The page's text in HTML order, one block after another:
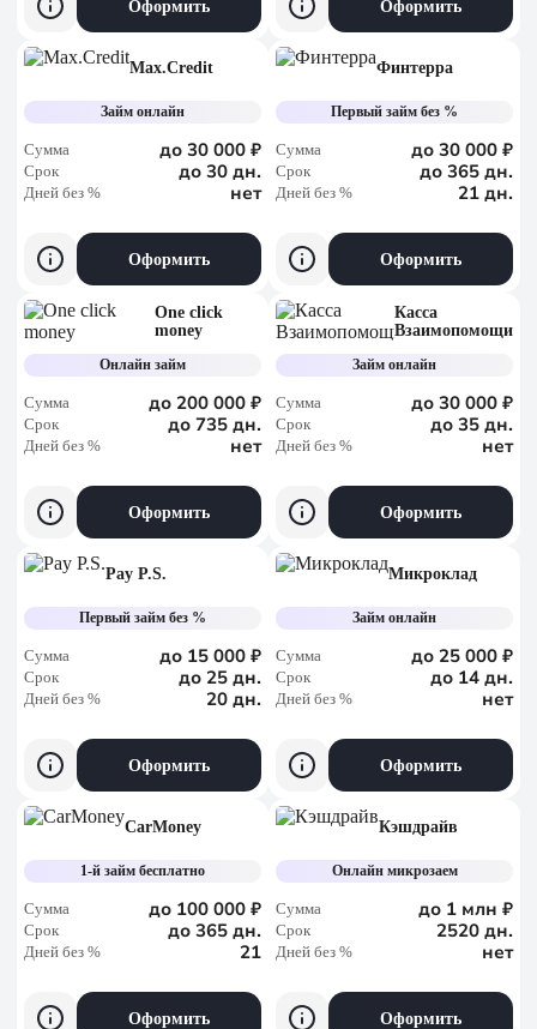
Оформить Оформить
Max.Credit
Займ онлайн
Сумма до 30 000 ₽
Срок до 30 дн.
Дней без % нет
Оформить
Финтерра
Первый займ без %
Сумма до 30 000 ₽
Срок до 365 дн.
Дней без % 21 дн.
Оформить
One click
money
Онлайн займ
Сумма до 200 000 ₽
Срок до 735 дн.
Дней без % нет
Оформить
Касса
Взаимопомощи
Займ онлайн
Сумма до 30 000 ₽
Срок до 35 дн.
Дней без % нет
Оформить
Pay P.S.
Первый займ без %
Сумма до 15 000 ₽
Срок до 25 дн.
Дней без % 20 дн.
Оформить
Микроклад
Займ онлайн
Сумма до 25 000 ₽
Срок до 14 дн.
Дней без % нет
Оформить
CarMoney
1-й займ бесплатно
Сумма до 100 000 ₽
Срок до 365 дн.
Дней без % 21
Оформить
Кэшдрайв
Онлайн микрозаем
Сумма до 1 млн ₽
Срок 2520 дн.
Дней без % нет
Оформить